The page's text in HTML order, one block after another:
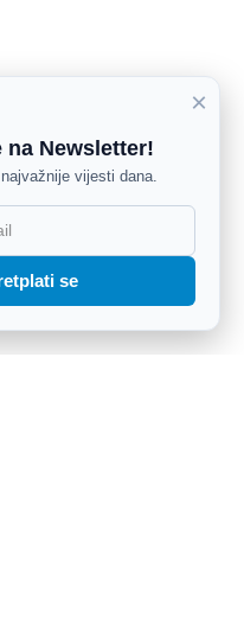
×
na Newsletter!
vijesti dana.
se